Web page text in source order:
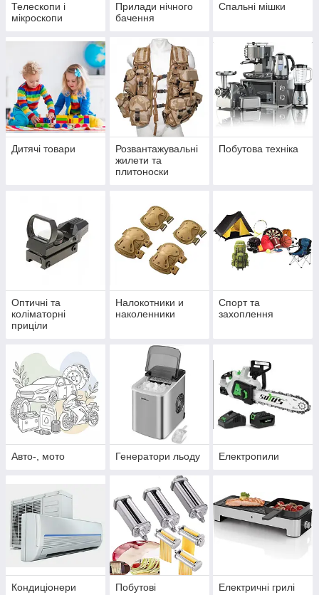
Телескопи і
мікроскопи
Прилади нічного
бачення
Спальні мішки
Дитячі товари
Розвантажувальні
жилети та
плитоноски
Побутова техніка
Оптичні та
коліматорні
приціли
Налокотники и
наколенники
Спорт та
захоплення
Авто-, мото Генератори льоду Електропили
Кондиціонери
Побутові
Електричні грилі